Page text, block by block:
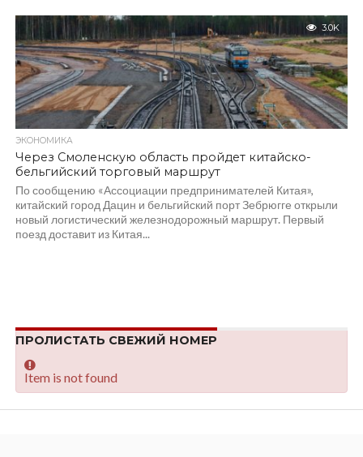
3.0K
ЭКОНОМИКА
Через Смоленскую область пройдет китайско-
бельгийский торговый маршрут
По сообщению «Ассоциации предпринимателей Китая»,
китайский город Дацин и бельгийский порт Зебрюгге открыли
новый логистический железнодорожный маршрут. Первый
поезд доставит из Китая...
ПРОЛИСТАТЬ СВЕЖИЙ НОМЕР
Item is not found